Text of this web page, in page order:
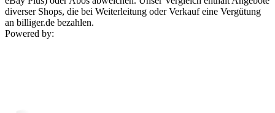
diverser Shops, die bei Weiterleitung oder Verkauf eine Vergütung
an billiger.de bezahlen.
Powered by: